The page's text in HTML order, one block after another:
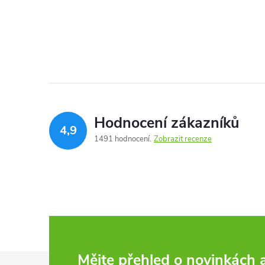
4,9 Hodnocení zákazníků
1491 hodnocení Zobrazit recenze
Mějte přehled o novinkách